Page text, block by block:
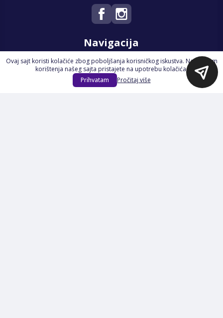
Navigacija
Početna
Na Akciji
Izdvajamo
Ovaj sajt koristi kolačiće zbog poboljšanja korisničkog iskustva. Nastavkom
korištenja našeg sajta pristajete na upotrebu kolačića.
Prihvatam
Pročitaj više